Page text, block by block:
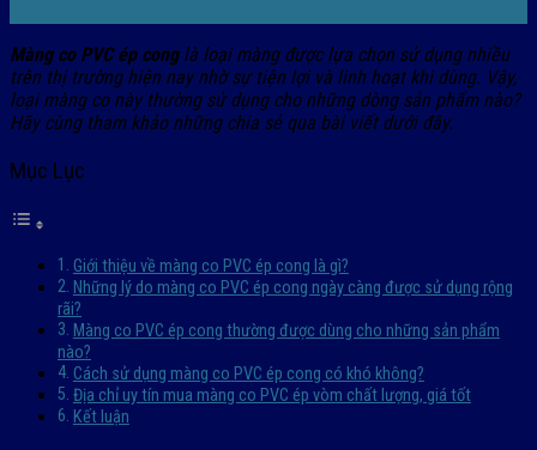
Màng co PVC ép conglà loại màng được lựa chọn sử dụng nhiều
trên thị trường hiện nay nhờ sự tiện lợi và linh hoạt khi dùng. Vậy,
loại màng co này thường sử dụng cho những dòng sản phẩm nào?
Hãy cùng tham khảo những chia sẻ qua bài viết dưới đây.
Mục Lục
Giới thiệu về màng co PVC ép cong là gì?
Những lý do màng co PVC ép cong ngày càng được sử dụng rộng
rãi?
Màng co PVC ép cong thường được dùng cho những sản phẩm
nào?
Cách sử dụng màng co PVC ép cong có khó không?
Địa chỉ uy tín mua màng co PVC ép vòm chất lượng, giá tốt
Kết luận